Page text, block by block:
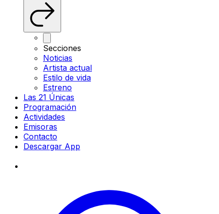
Secciones
Noticias
Artista actual
Estilo de vida
Estreno
Las 21 Únicas
Programación
Actividades
Emisoras
Contacto
Descargar App